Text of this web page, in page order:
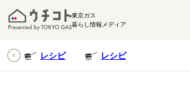
東京ガス
暮らし情報メディア
レシピ レシピ